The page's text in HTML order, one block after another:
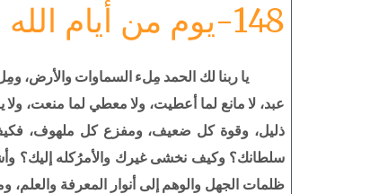
148-يوم من أيام الله
يا ربنا لك الحمد مِلء السماوات والأرض،
عبد، لا مانع لما أعطيت، ولا معطي لما منعت، ولا
ذليل، وقوة كل ضعيف، ومفزع كل ملهوف،
سلطانك؟ وكيف نخشى غيرك والأمرُكله إليك؟
ظلمات الجهل والوهم إلى أنوار المعرفة